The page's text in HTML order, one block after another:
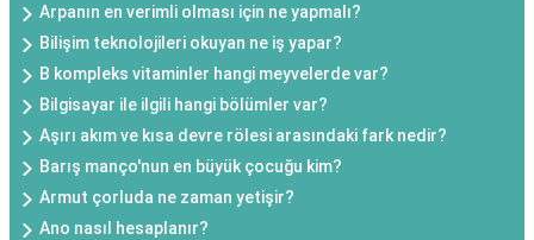
Arpanın en verimli olması için ne yapmalı?
Bilişim teknolojileri okuyan ne iş yapar?
B kompleks vitaminler hangi meyvelerde var?
Bilgisayar ile ilgili hangi bölümler var?
Aşırı akım ve kısa devre rölesi arasındaki fark nedir?
Barış manço'nun en büyük çocuğu kim?
Armut çorluda ne zaman yetişir?
Ano nasıl hesaplanır?